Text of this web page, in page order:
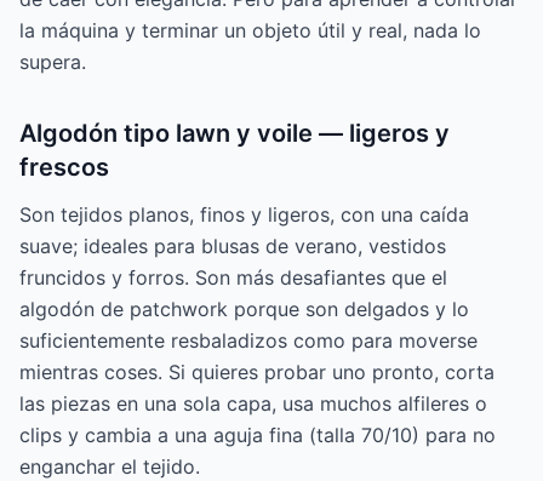
la máquina y terminar un objeto útil y real, nada lo
supera.
Algodón tipo lawn y voile — ligeros y
frescos
Son tejidos planos, finos y ligeros, con una caída
suave; ideales para blusas de verano, vestidos
fruncidos y forros. Son más desafiantes que el
algodón de patchwork porque son delgados y lo
suficientemente resbaladizos como para moverse
mientras coses. Si quieres probar uno pronto, corta
las piezas en una sola capa, usa muchos alfileres o
clips y cambia a una aguja fina (talla 70/10) para no
enganchar el tejido.